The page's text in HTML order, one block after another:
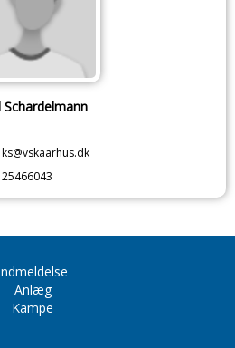
Schardelmann
ks@vskaarhus.dk
25466043
Anlæg
Kampe